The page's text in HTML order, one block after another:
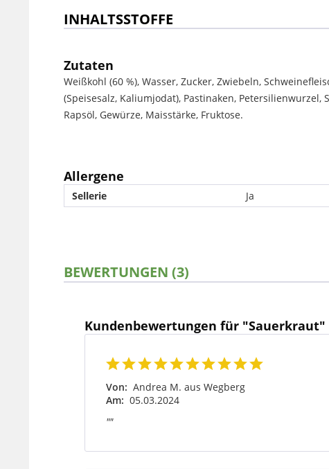
INHALTSSTOFFE
Zutaten
Weißkohl (60 %), Wasser, Zucker, Zwiebeln,
(Speisesalz, Kaliumjodat), Pastinaken, Petersilienwurzel,
Rapsöl, Gewürze, Maisstärke, Fruktose.
Allergene
Sellerie Ja
BEWERTUNGEN (3)
Kundenbewertungen für "Sauerkraut"
Von: Andrea M. aus Wegberg
Am: 05.03.2024
""